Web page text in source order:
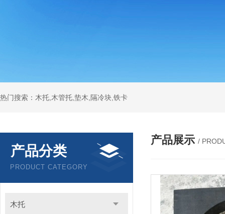
热门搜索：木托,木管托,垫木,隔冷块,铁卡
产品分类
PRODUCT CATEGORY
木托
产品展示 /